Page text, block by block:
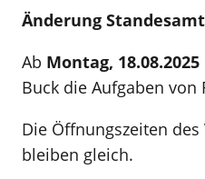
Änderung Standesamt
Ab Montag, 18.08.2025
Buck die Aufgaben von
Die Öffnungszeiten
bleiben gleich.